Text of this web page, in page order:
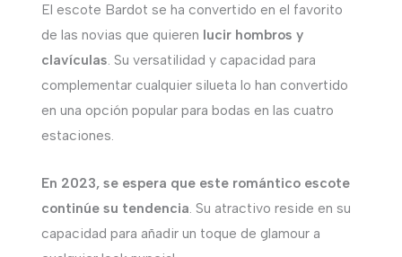
El escote Bardot se ha convertido en el favorito
de las novias que quieren lucir hombros y
clavículas. Su versatilidad y capacidad para
complementar cualquier silueta lo han convertido
en una opción popular para bodas en las cuatro
estaciones.
En 2023, se espera que este romántico escote
continúe su tendencia. Su atractivo reside en su
capacidad para añadir un toque de glamour a